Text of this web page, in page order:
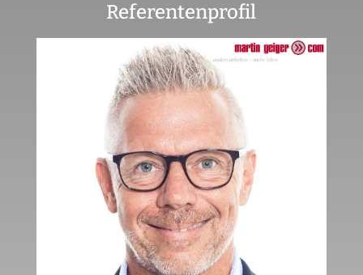
Referentenprofil